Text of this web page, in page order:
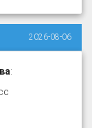
2026-08-06
: